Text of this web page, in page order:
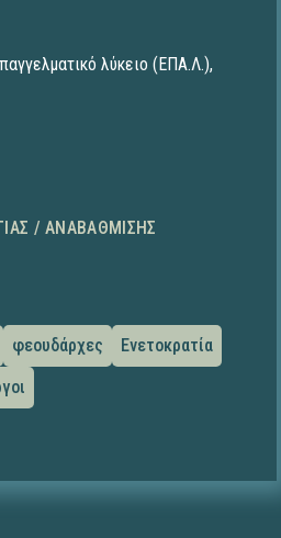
λύκειο (ΕΠΑ.Λ.),
/ ΑΝΑΒΆΘΜΙΣΗΣ
φεουδάρχες
Ενετοκρατία